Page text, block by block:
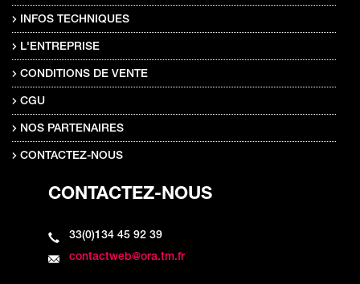
INFOS TECHNIQUES
L'ENTREPRISE
CONDITIONS DE VENTE
CGU
NOS PARTENAIRES
CONTACTEZ-NOUS
CONTACTEZ-NOUS
33(0)134 45 92 39
contactweb@ora.tm.fr